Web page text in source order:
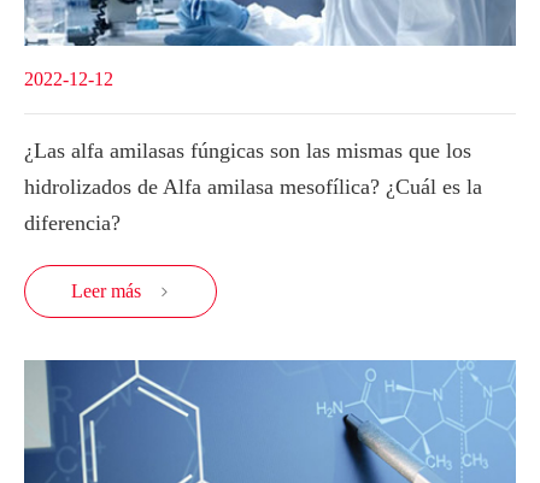
2022-12-12
¿Las alfa amilasas fúngicas son las mismas que los
hidrolizados de Alfa amilasa mesofílica? ¿Cuál es la
diferencia?
Leer más 